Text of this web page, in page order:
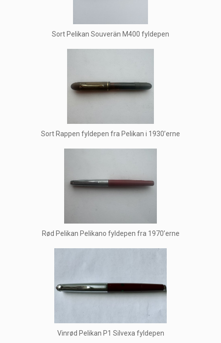
Sort Pelikan Souverän M400 fyldepen
Sort Rappen fyldepen fra Pelikan i 1930’erne
Rød Pelikan Pelikano fyldepen fra 1970’erne
Vinrød Pelikan P1 Silvexa fyldepen